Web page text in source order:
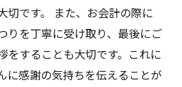
切です。 また、お会計の際に
りを丁寧に受け取り、最後にご
をすることも大切です。これに
に感謝の気持ちを伝えることが